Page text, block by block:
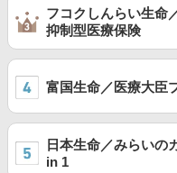
フコクしんらい生
抑制型医療保険
富国生命／医療大臣
日本生命／みらいの
in 1